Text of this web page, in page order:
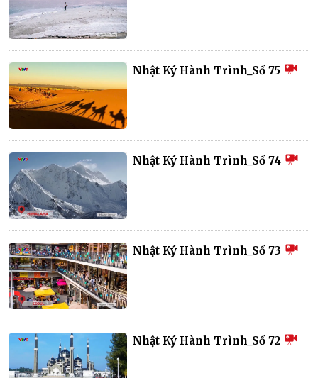
Nhật Ký Hành Trình_Số 75
Nhật Ký Hành Trình_Số 74
Nhật Ký Hành Trình_Số 73
Nhật Ký Hành Trình_Số 72